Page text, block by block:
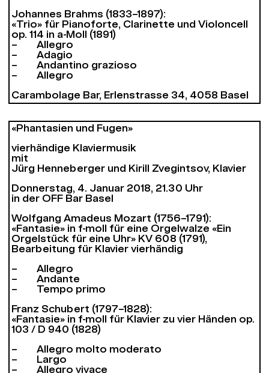
Johannes Brahms (1833–1897):
«Trio» für Pianoforte, Clarinette und Violoncell
op. 114 in a-Moll (1891)
– Allegro
– Adagio
– Andantino grazioso
– Allegro
Carambolage Bar, Erlenstrasse 34, 4058 Basel
«Phantasien und Fugen»
vierhändige Klaviermusik
mit
Jürg Henneberger und Kirill Zvegintsov, Klavier
Donnerstag, 4. Januar 2018, 21.30 Uhr
in der OFF Bar Basel
Wolfgang Amadeus Mozart (1756–1791):
«Fantasie» in f-moll für eine Orgelwalze «Ein
Orgelstück für eine Uhr» KV 608 (1791),
Bearbeitung für Klavier vierhändig
– Allegro
– Andante
– Tempo primo
Franz Schubert (1797–1828):
«Fantasie» in f-moll für Klavier zu vier Händen op.
103 / D 940 (1828)
– Allegro molto moderato
– Largo
– Allegro vivace